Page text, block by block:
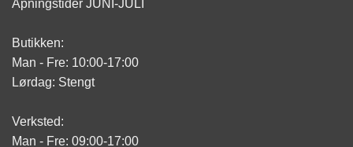
Åpningstider JUNI-JULI
Butikken:
Man - Fre: 10:00-17:00
Lørdag: Stengt
Verksted:
Man - Fre: 09:00-17:00